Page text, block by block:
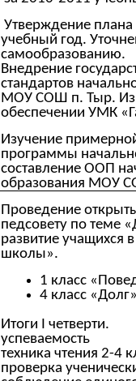
Утверждение
учебный год.
самообразованию.
Внедрение
стандартов
МОУ СОШ п. Тыр.
обеспечении УМК
Изучение
программы
составление ООП
образования МОУ
Проведение
педсовету по теме
развитие учащихся
школы».
1 класс
4 класс «Долг»
Итоги I четверти.
успеваемость
техника чтения 2-4
проверка